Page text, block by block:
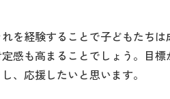
を経験することで子どもたち
感も高まることでしょう。目
、応援したいと思います。